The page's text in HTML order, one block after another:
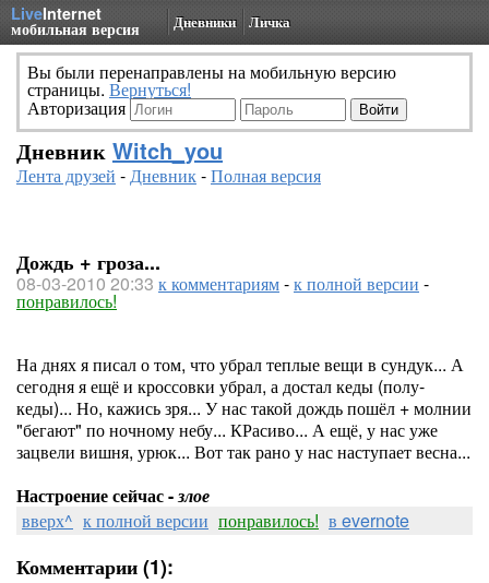
LiveInternet
мобильная версия Дневники Личка
Вы были перенаправлены на мобильную версию
страницы. Вернуться!
Авторизация
Дневник Witch_you
Лента друзей -Дневник-Полная версия
Дождь + гроза...
08-03-2010 20:33 к комментариям-к полной версии -
понравилось!
На днях я писал о том, что убрал теплые вещи в сундук... А
сегодня я ещё и кроссовки убрал, а достал кеды (полу-
кеды)... Но, кажись зря... У нас такой дождь пошёл + молнии
"бегают" по ночному небу... КРасиво... А ещё, у нас уже
зацвели вишня, урюк... Вот так рано у нас наступает весна...
Настроение сейчас -злое
вверх^ к полной версии понравилось! в evernote
Комментарии (1):